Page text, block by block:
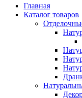
Главная
Каталог товаров